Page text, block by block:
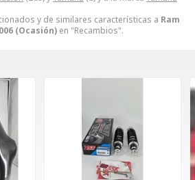
y de similares características a Ram
(Ocasión) en "Recambios".